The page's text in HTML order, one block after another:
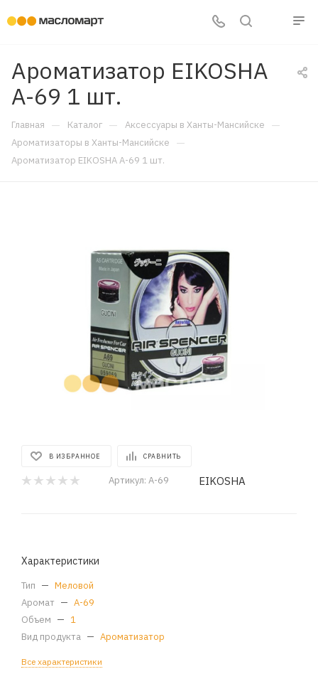
Ароматизатор EIKOSHA
A-69 1 шт.
Главная — Каталог — Аксессуары в Ханты-Мансийске —
Ароматизаторы в Ханты-Мансийске —
Ароматизатор EIKOSHA A-69 1 шт.
В ИЗБРАННОЕ СРАВНИТЬ
Артикул: A-69 EIKOSHA
Характеристики
Тип — Меловой
Аромат — A-69
Объем — 1
Вид продукта — Ароматизатор
Все характеристики